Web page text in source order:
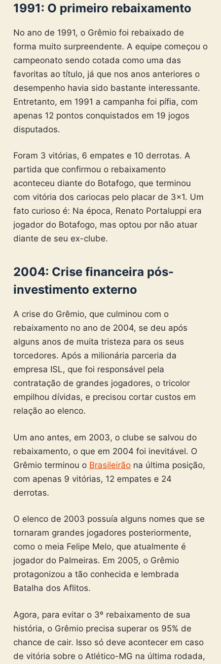
1991: O primeiro rebaixamento
No ano de 1991, o Grêmio foi rebaixado de
forma muito surpreendente. A equipe começou o
campeonato sendo cotada como uma das
favoritas ao título, já que nos anos anteriores o
desempenho havia sido bastante interessante.
Entretanto, em 1991 a campanha foi pífia, com
apenas 12 pontos conquistados em 19 jogos
disputados.
Foram 3 vitórias, 6 empates e 10 derrotas. A
partida que confirmou o rebaixamento
aconteceu diante do Botafogo, que terminou
com vitória dos cariocas pelo placar de 3×1. Um
fato curioso é: Na época, Renato Portaluppi era
jogador do Botafogo, mas optou por não atuar
diante de seu ex-clube.
2004: Crise financeira pós-
investimento externo
A crise do Grêmio, que culminou com o
rebaixamento no ano de 2004, se deu após
alguns anos de muita tristeza para os seus
torcedores. Após a milionária parceria da
empresa ISL, que foi responsável pela
contratação de grandes jogadores, o tricolor
empilhou dívidas, e precisou cortar custos em
relação ao elenco.
Um ano antes, em 2003, o clube se salvou do
rebaixamento, o que em 2004 foi inevitável. O
Grêmio terminou o Brasileirãona última posição,
com apenas 9 vitórias, 12 empates e 24
derrotas.
O elenco de 2003 possuía alguns nomes que se
tornaram grandes jogadores posteriormente,
como o meia Felipe Melo, que atualmente é
jogador do Palmeiras. Em 2005, o Grêmio
protagonizou a tão conhecida e lembrada
Batalha dos Aflitos.
Agora, para evitar o 3º rebaixamento de sua
história, o Grêmio precisa superar os 95% de
chance de cair. Isso só deve acontecer em caso
de vitória sobre o Atlético-MG na última rodada,